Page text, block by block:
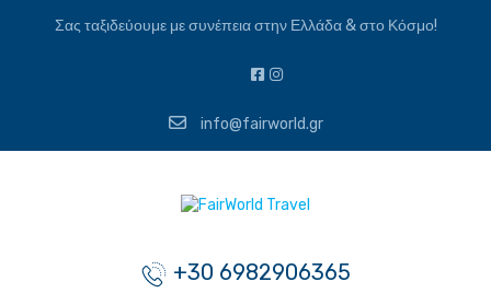
Σας ταξιδεύουμε με συνέπεια στην Ελλάδα & στο Κόσμο!
info@fairworld.gr
+30 6982906365